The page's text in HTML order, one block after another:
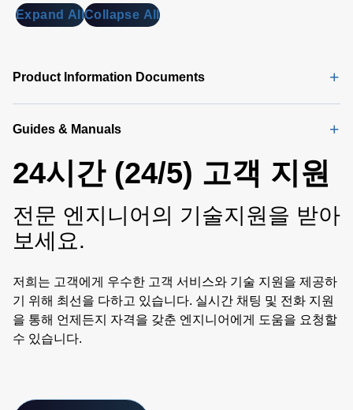
Expand AllCollapse All
Product Information Documents
Guides & Manuals
24시간 (24/5) 고객 지원
전문 엔지니어의 기술지원을 받아
보세요.
저희는 고객에게 우수한 고객 서비스와 기술 지원을 제공하
기 위해 최선을 다하고 있습니다. 실시간 채팅 및 전화 지원
을 통해 언제든지 자격을 갖춘 엔지니어에게 도움을 요청할
수 있습니다.